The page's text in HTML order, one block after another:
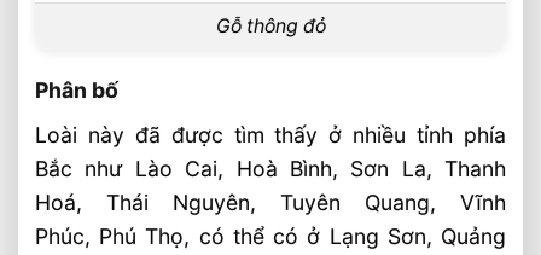
Gỗ thông đỏ
Phân bố
Loài này đã được tìm thấy ở nhiều tỉnh phía
Bắc như Lào Cai, Hoà Bình, Sơn La, Thanh
Hoá, Thái Nguyên, Tuyên Quang, Vĩnh
Phúc, Phú Thọ, có thể có ở Lạng Sơn, Quảng